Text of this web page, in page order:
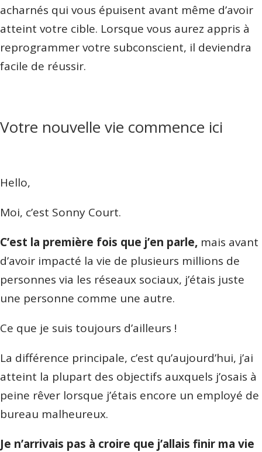
acharnés qui vous épuisent avant même d’avoir
atteint votre cible. Lorsque vous aurez appris à
reprogrammer votre subconscient, il deviendra
facile de réussir.
Votre nouvelle vie commence ici
Hello,
Moi, c’est Sonny Court.
C’est la première fois que j’en parle, mais avant
d’avoir impacté la vie de plusieurs millions de
personnes via les réseaux sociaux, j’étais juste
une personne comme une autre.
Ce que je suis toujours d’ailleurs !
La différence principale, c’est qu’aujourd’hui, j’ai
atteint la plupart des objectifs auxquels j’osais à
peine rêver lorsque j’étais encore un employé de
bureau malheureux.
Je n’arrivais pas à croire que j’allais finir ma vie